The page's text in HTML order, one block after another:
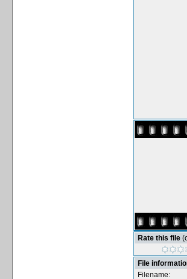
Rate this file
File
Filename: